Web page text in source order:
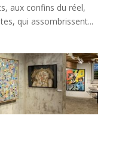
aux confins du réel,
qui assombrissent...